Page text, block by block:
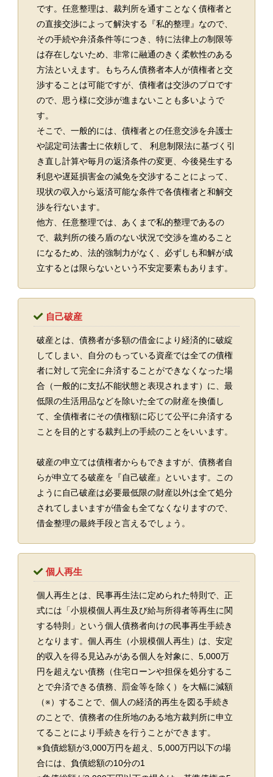
です。任意整理は、裁判所を通すことなく債権者と
の直接交渉によって解決する『私的整理』なので、
その手続や弁済条件等につき、特に法律上の制限等
は存在しないため、非常に融通のきく柔軟性のある
方法といえます。もちろん債務者本人が債権者と交
渉することは可能ですが、債権者は交渉のプロです
ので、思う様に交渉が進まないことも多いようで
す。
そこで、一般的には、債権者との任意交渉を弁護士
や認定司法書士に依頼して、 利息制限法に基づく引
き直し計算や毎月の返済条件の変更、今後発生する
利息や遅延損害金の減免を交渉することによって、
現状の収入から返済可能な条件で各債権者と和解交
渉を行ないます。
他方、任意整理では、あくまで私的整理であるの
で、裁判所の後ろ盾のない状況で交渉を進めること
になるため、法的強制力がなく、必ずしも和解が成
立するとは限らないという不安定要素もあります。
自己破産
破産とは、債務者が多額の借金により経済的に破綻
してしまい、自分のもっている資産では全ての債権
者に対して完全に弁済することができなくなった場
合（一般的に支払不能状態と表現されます）に、最
低限の生活用品などを除いた全ての財産を換価し
て、全債権者にその債権額に応じて公平に弁済する
ことを目的とする裁判上の手続のことをいいます。
破産の申立ては債権者からもできますが、債務者自
らが申立てる破産を『自己破産』といいます。この
ように自己破産は必要最低限の財産以外は全て処分
されてしまいますが借金も全てなくなりますので、
借金整理の最終手段と言えるでしょう。
個人再生
個人再生とは、民事再生法に定められた特則で、正
式には「小規模個人再生及び給与所得者等再生に関
する特則」という個人債務者向けの民事再生手続き
となります。個人再生（小規模個人再生）は、安定
的収入を得る見込みがある個人を対象に、5,000万
円を超えない債務（住宅ローンや担保を処分するこ
とで弁済できる債務、罰金等を除く）を大幅に減額
（※）することで、個人の経済的再生を図る手続き
のことで、債務者の住所地のある地方裁判所に申立
てることにより手続きを行うことができます。
※負債総額が3,000万円を超え、5,000万円以下の場
合には、負債総額の10分の1